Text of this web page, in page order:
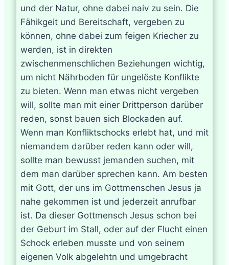
und der Natur, ohne dabei naiv zu sein. Die
Fähikgeit und Bereitschaft, vergeben zu
können, ohne dabei zum feigen Kriecher zu
werden, ist in direkten
zwischenmenschlichen Beziehungen wichtig,
um nicht Nährboden für ungelöste Konflikte
zu bieten. Wenn man etwas nicht vergeben
will, sollte man mit einer Drittperson darüber
reden, sonst bauen sich Blockaden auf.
Wenn man Konfliktschocks erlebt hat, und mit
niemandem darüber reden kann oder will,
sollte man bewusst jemanden suchen, mit
dem man darüber sprechen kann. Am besten
mit Gott, der uns im Gottmenschen Jesus ja
nahe gekommen ist und jederzeit anrufbar
ist. Da dieser Gottmensch Jesus schon bei
der Geburt im Stall, oder auf der Flucht einen
Schock erleben musste und von seinem
eigenen Volk abgelehtn und umgebracht